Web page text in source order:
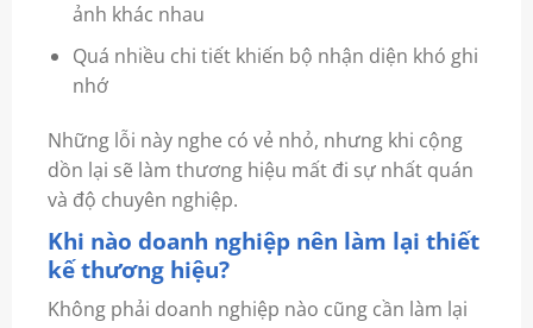
ảnh khác nhau
Quá nhiều chi tiết khiến bộ nhận diện khó ghi
nhớ
Những lỗi này nghe có vẻ nhỏ, nhưng khi cộng
dồn lại sẽ làm thương hiệu mất đi sự nhất quán
và độ chuyên nghiệp.
Khi nào doanh nghiệp nên làm lại thiết
kế thương hiệu?
Không phải doanh nghiệp nào cũng cần làm lại